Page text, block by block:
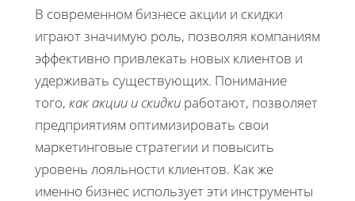
В современном бизнесе акции и скидки
играют значимую роль, позволяя компаниям
эффективно привлекать новых клиентов и
удерживать существующих. Понимание
того, как акции и скидки работают, позволяет
предприятиям оптимизировать свои
маркетинговые стратегии и повысить
уровень лояльности клиентов. Как же
именно бизнес использует эти инструменты